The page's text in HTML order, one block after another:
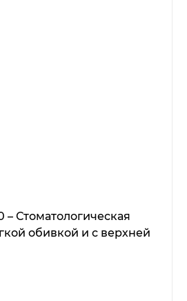
– Стоматологическая
обивкой и с верхней